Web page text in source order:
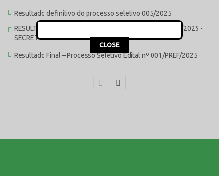
Resultado definitivo do processo seletivo 005/2025
RESULTADO PRELIMINAR – PROCESSO SELETIVO – 005/2025 -
SECRETARIA MUNICIPAL DE SAÚDE
Resultado Final – Processo Seletivo Edital nº 001/PREF/2025
This popup will close in:
CLOSE